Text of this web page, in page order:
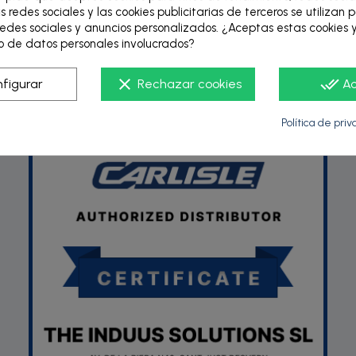
redes sociales y las cookies publicitarias de terceros se utilizan
sociales y anuncios personalizados. ¿Aceptas estas cookies
de datos personales involucrados?
done_all
clear Rechazar cookies
Política de